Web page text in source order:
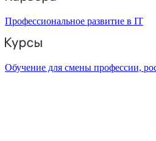
Профессиональное развитие в IT
Обучение для смены профессии,